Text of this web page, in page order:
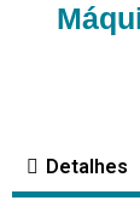
Detalhes